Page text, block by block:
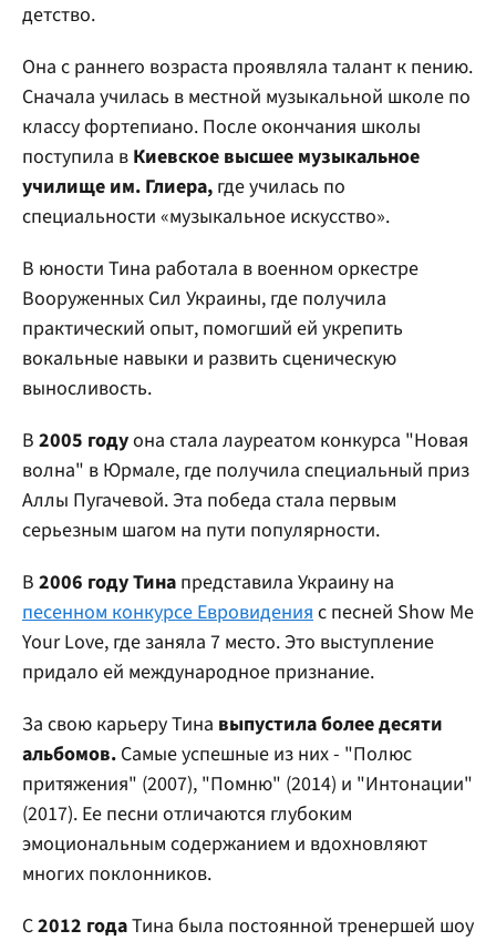
детство.
Она с раннего возраста проявляла талант к пению.
Сначала училась в местной музыкальной школе по
классу фортепиано. После окончания школы
поступила в Киевское высшее музыкальное
училище им. Глиера, где училась по
специальности «музыкальное искусство».
В юности Тина работала в военном оркестре
Вооруженных Сил Украины, где получила
практический опыт, помогший ей укрепить
вокальные навыки и развить сценическую
выносливость.
В 2005 годуона стала лауреатом конкурса "Новая
волна" в Юрмале, где получила специальный приз
Аллы Пугачевой. Эта победа стала первым
серьезным шагом на пути популярности.
В 2006 году Тина представила Украину на
песенном конкурсе Евровиденияс песней Show Me
Your Love, где заняла 7 место. Это выступление
придало ей международное признание.
За свою карьеру Тина выпустила более десяти
альбомов. Самые успешные из них - "Полюс
притяжения" (2007), "Помню" (2014) и "Интонации"
(2017). Ее песни отличаются глубоким
эмоциональным содержанием и вдохновляют
многих поклонников.
С2012 годаТина была постоянной тренершей шоу